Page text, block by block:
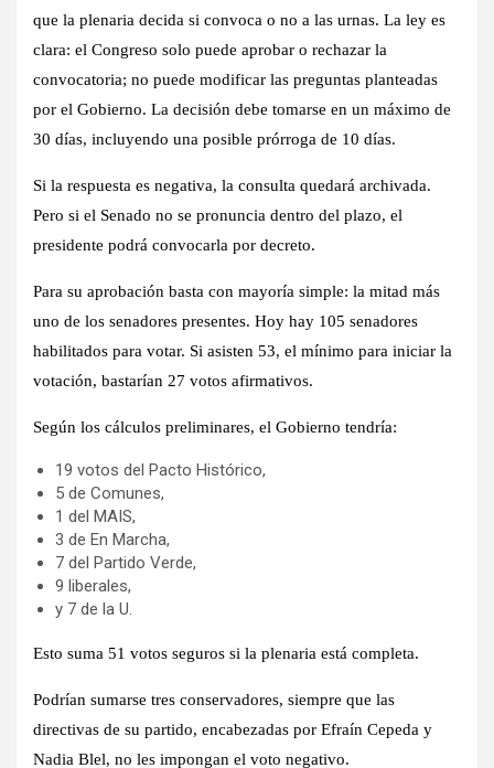
que la plenaria decida si convoca o no a las urnas. La ley es
clara: el Congreso solo puede aprobar o rechazar la
convocatoria; no puede modificar las preguntas planteadas
por el Gobierno. La decisión debe tomarse en un máximo de
30 días, incluyendo una posible prórroga de 10 días.
Si la respuesta es negativa, la consulta quedará archivada.
Pero si el Senado no se pronuncia dentro del plazo, el
presidente podrá convocarla por decreto.
Para su aprobación basta con mayoría simple: la mitad más
uno de los senadores presentes. Hoy hay 105 senadores
habilitados para votar. Si asisten 53, el mínimo para iniciar la
votación, bastarían 27 votos afirmativos.
Según los cálculos preliminares, el Gobierno tendría:
19 votos del Pacto Histórico,
5 de Comunes,
1 del MAIS,
3 de En Marcha,
7 del Partido Verde,
9 liberales,
y 7 de la U.
Esto suma 51 votos seguros si la plenaria está completa.
Podrían sumarse tres conservadores, siempre que las
directivas de su partido, encabezadas por Efraín Cepeda y
Nadia Blel, no les impongan el voto negativo.